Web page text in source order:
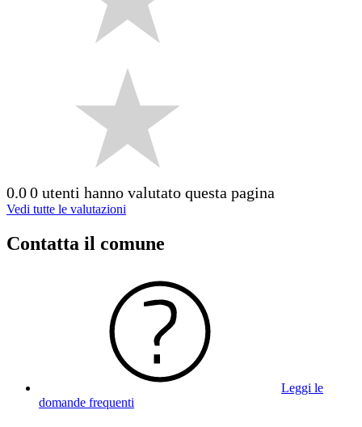
0.00 utenti hanno valutato questa pagina
Vedi tutte le valutazioni
Contatta il comune
Leggi le
domande frequenti